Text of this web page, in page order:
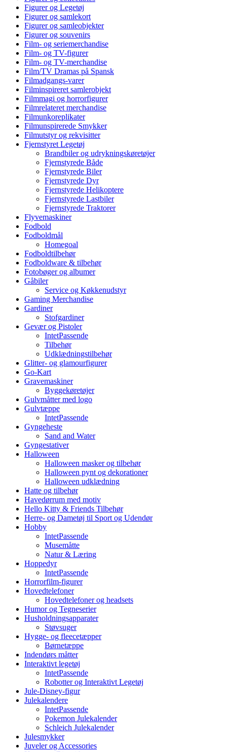
Figurer og Legetøj
Figurer og samlekort
Figurer og samleobjekter
Figurer og souvenirs
Film- og seriemerchandise
Film- og TV-figurer
Film- og TV-merchandise
Film/TV Dramas på Spansk
Filmadgangs-varer
Filminspireret samlerobjekt
Filmmagi og horrorfigurer
Filmrelateret merchandise
Filmunkoreplikater
Filmunspirerede Smykker
Filmutstyr og rekvisitter
Fjernstyret Legetøj
Brandbiler og udrykningskøretøjer
Fjernstyrede Både
Fjernstyrede Biler
Fjernstyrede Dyr
Fjernstyrede Helikoptere
Fjernstyrede Lastbiler
Fjernstyrede Traktorer
Flyvemaskiner
Fodbold
Fodboldmål
Homegoal
Fodboldtilbehør
Fodboldware & tilbehør
Fotobøger og albumer
Gåbiler
Service og Køkkenudstyr
Gaming Merchandise
Gardiner
Stofgardiner
Gevær og Pistoler
IntetPassende
Tilbehør
Udklædningstilbehør
Glitter- og glamourfigurer
Go-Kart
Gravemaskiner
Byggekøretøjer
Gulvmåtter med logo
Gulvtæppe
IntetPassende
Gyngeheste
Sand and Water
Gyngestativer
Halloween
Halloween masker og tilbehør
Halloween pynt og dekorationer
Halloween udklædning
Hatte og tilbehør
Havedørrum med motiv
Hello Kitty & Friends Tilbehør
Herre- og Dametøj til Sport og Udendør
Hobby
IntetPassende
Musemåtte
Natur & Læring
Hoppedyr
IntetPassende
Horrorfilm-figurer
Hovedtelefoner
Hovedtelefoner og headsets
Humor og Tegneserier
Husholdningsapparater
Støvsuger
Hygge- og fleecetæpper
Børnetæppe
Indendørs måtter
Interaktivt legetøj
IntetPassende
Robotter og Interaktivt Legetøj
Jule-Disney-figur
Julekalendere
IntetPassende
Pokemon Julekalender
Schleich Julekalender
Julesmykker
Juveler og Accessories